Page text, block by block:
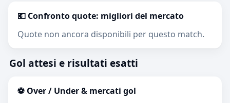
💶 Confronto quote: migliori del mercato
Quote non ancora disponibili per questo match.
Gol attesi e risultati esatti
⚽ Over / Under & mercati gol